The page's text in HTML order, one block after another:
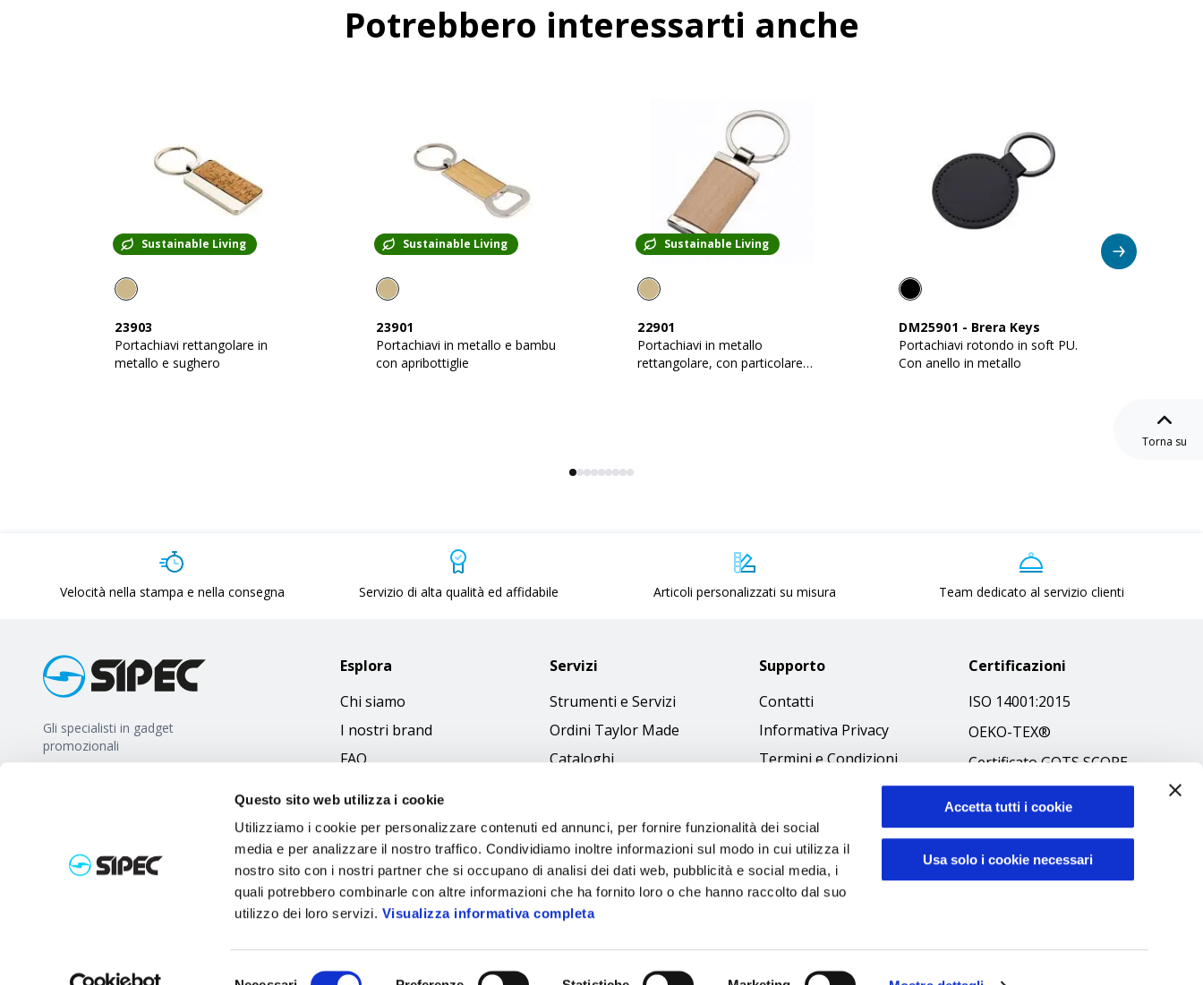
Questo sito web utilizza i cookie
Utilizziamo i cookie per personalizzare contenuti ed annunci, per fornire funzionalità dei social
media e per analizzare il nostro traffico. Condividiamo inoltre informazioni sul modo in cui utilizza il
nostro sito con i nostri partner che si occupano di analisi dei dati web, pubblicità e social media, i
quali potrebbero combinarle con altre informazioni che ha fornito loro o che hanno raccolto dal suo
utilizzo dei loro servizi. Visualizza informativa completa
Accetta tutti i cookie
Usa solo i cookie necessari
Potrebbero interessarti anche
Sustainable Living
23903
Portachiavi rettangolare in
metallo e sughero
Sustainable Living
23901
Portachiavi in metallo e bambu
con apribottiglie
Sustainable Living
22901
Portachiavi in metallo
rettangolare, con particolare
DM25901 - Brera Keys
Portachiavi rotondo in soft PU.
Con anello in metallo
Torna su
Velocità nella stampa e nella consegna Servizio di alta qualità ed affidabile Articoli personalizzati su misura Team dedicato al servizio clienti
Gli specialisti in gadget
promozionali
Esplora
Chi siamo
I nostri brand
FAQ
Servizi
Strumenti e Servizi
Ordini Taylor Made
Cataloghi
Supporto
Contatti
Informativa Privacy
Termini e Condizioni
Codice Etico
Certificazioni
ISO 14001:2015
OEKO-TEX®
Certificato GOTS SCOPE
Certificato GRS SCOPE
Politica Ambientale
Sicurezza prodotti